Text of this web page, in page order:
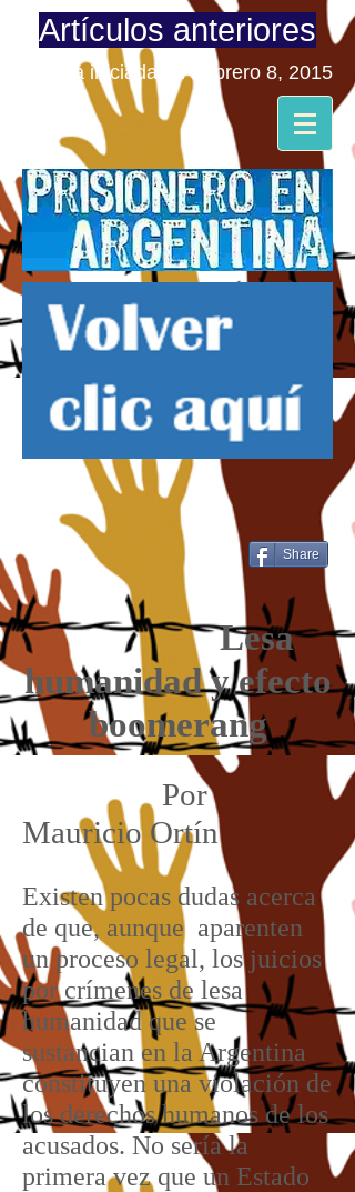
Artículos anteriores
Página iniciada en Febrero 8, 2015
Share
Lesa
humanidad y efecto
boomerang
Por
Mauricio Ortín
Existen pocas dudas acerca
de que, aunque aparenten
un proceso legal, los juicios
por crímenes de lesa
humanidad que se
sustancian en la Argentina
constituyen una violación de
los derechos humanos de los
acusados. No sería la
primera vez que un Estado